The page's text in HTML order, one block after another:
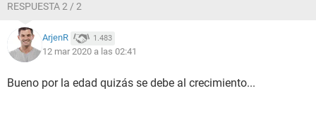
RESPUESTA 2 / 2
ArjenR 1.483
12 mar 2020 a las 02:41
Bueno por la edad quizás se debe al crecimiento...